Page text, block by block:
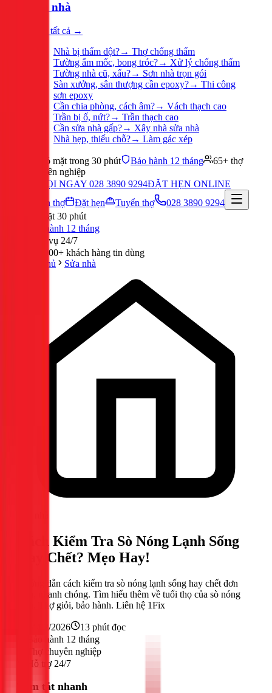
Sửa nhà
Xem tất cả →
Nhà bị thấm dột?→ Thợ chống thấm
Tường ẩm mốc, bong tróc?→ Xử lý chống thấm
Tường nhà cũ, xấu?→ Sơn nhà trọn gói
Sàn xưởng, sân thượng cần epoxy?→ Thi công
sơn epoxy
Cần chia phòng, cách âm?→ Vách thạch cao
Trần bị ố, nứt?→ Trần thạch cao
Cần sửa nhà gấp?→ Xây nhà sửa nhà
Nhà hẹp, thiếu chỗ?→ Làm gác xép
Có mặt trong 30 phút Bảo hành 12 tháng
65+ thợ
chuyên nghiệp
GỌI NGAY 028 3890 9294ĐẶT HẸN ONLINE
Tuyển thợ
Đặt hẹn Tuyển thợ
028 3890 9294
Có mặt 30 phút
Bảo hành 12 tháng
Phục vụ 24/7
300,000+ khách hàng tin dùng
Trang chủ
Sửa nhà
Cách Kiểm Tra Sò Nóng Lạnh Sống
Hay Chết? Mẹo Hay!
Hướng dẫn cách kiểm tra sò nóng lạnh sống hay chết đơn
giản, nhanh chóng. Tìm hiểu thêm về tuổi thọ của sò nóng
lạnh. Thợ giỏi, bảo hành. Liên hệ 1Fix
24/02/2026 13 phút đọc
Bảo hành 12 tháng
Thợ chuyên nghiệp
Hỗ trợ 24/7
Tóm tắt nhanh